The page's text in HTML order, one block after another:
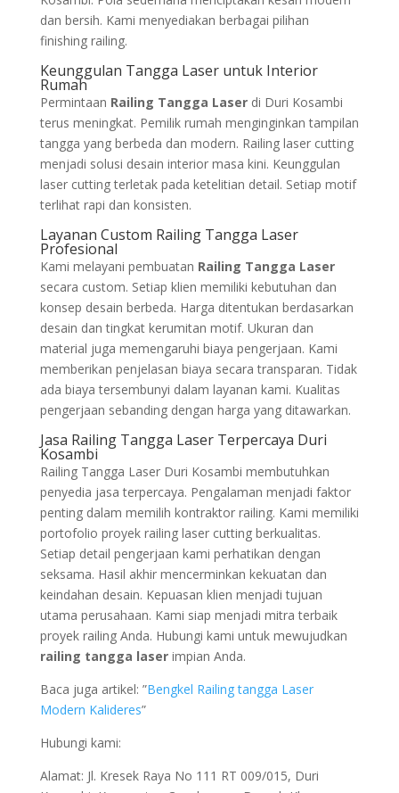
dan bersih. Kami menyediakan berbagai pilihan
finishing railing.
Keunggulan Tangga Laser untuk Interior
Rumah
Permintaan Railing Tangga Laserdi Duri Kosambi
terus meningkat. Pemilik rumah menginginkan tampilan
tangga yang berbeda dan modern. Railing laser cutting
menjadi solusi desain interior masa kini. Keunggulan
laser cutting terletak pada ketelitian detail. Setiap motif
terlihat rapi dan konsisten.
Layanan Custom Railing Tangga Laser
Profesional
Kami melayani pembuatan Railing Tangga Laser
secara custom. Setiap klien memiliki kebutuhan dan
konsep desain berbeda. Harga ditentukan berdasarkan
desain dan tingkat kerumitan motif. Ukuran dan
material juga memengaruhi biaya pengerjaan. Kami
memberikan penjelasan biaya secara transparan. Tidak
ada biaya tersembunyi dalam layanan kami. Kualitas
pengerjaan sebanding dengan harga yang ditawarkan.
Jasa Railing Tangga Laser Terpercaya Duri
Kosambi
Railing Tangga Laser Duri Kosambi membutuhkan
penyedia jasa terpercaya. Pengalaman menjadi faktor
penting dalam memilih kontraktor railing. Kami memiliki
portofolio proyek railing laser cutting berkualitas.
Setiap detail pengerjaan kami perhatikan dengan
seksama. Hasil akhir mencerminkan kekuatan dan
keindahan desain. Kepuasan klien menjadi tujuan
utama perusahaan. Kami siap menjadi mitra terbaik
proyek railing Anda. Hubungi kami untuk mewujudkan
railing tangga laserimpian Anda.
Baca juga artikel: ”Bengkel Railing tangga Laser
Modern Kalideres”
Hubungi kami:
Alamat: Jl. Kresek Raya No 111 RT 009/015, Duri